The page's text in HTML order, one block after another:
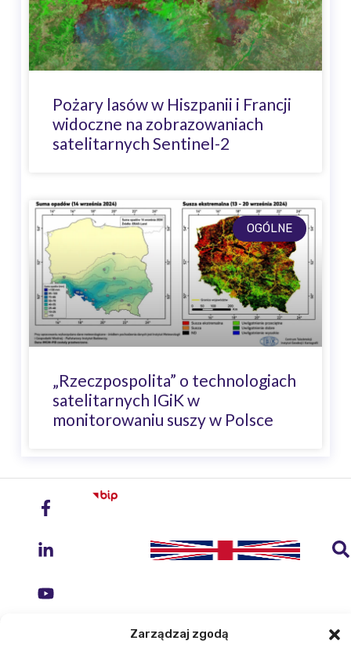
Zarządzaj zgodą
Pożary lasów w Hiszpanii i Francji
widoczne na zobrazowaniach
satelitarnych Sentinel-2
OGÓLNE
„Rzeczpospolita” o technologiach
satelitarnych IGiK w
monitorowaniu suszy w Polsce